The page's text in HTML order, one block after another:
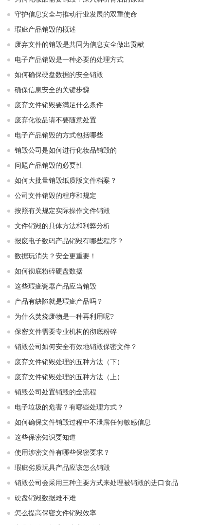
守护信息安全与推动行业发展的双重使命
瑕疵产品销毁的概述
废弃文件的销毁是共同为信息安全做出贡献
电子产品销毁是一种必要的处理方式
如何确保硬盘数据的安全销毁
确保信息安全的关键步骤
废弃文件销毁要满足什么条件
废弃化妆品请不要随意处置
电子产品销毁的方式包括哪些
销毁公司是如何进行化妆品销毁的
问题产品销毁的必要性
如何大批量销毁纸质版文件档案？
公司文件销毁的程序和规定
按照有关规定实际操作文件销毁
文件销毁的具体方法和利弊分析
报废电子数码产品销毁有哪些程序？
数据玩消失？安全更重要！
如何彻底粉碎硬盘数据
这些瑕疵瓷器产品应当销毁
产品有缺陷就是瑕疵产品吗？
为什么焚烧废物是一种再利用呢?
保密文件需要专业机构的彻底粉碎
销毁公司如何安全有效地销毁保密文件？
废弃文件销毁处理的五种方法（下）
废弃文件销毁处理的五种方法（上）
销毁公司处置销毁的全流程
电子垃圾的危害？有哪些处理方式？
如何确保文件销毁过程中不泄露任何敏感信息
这些保密知识要知道
使用涉密文件有哪些保密要求？
瑕疵劣质玩具产品应该怎么销毁
销毁公司会采用三种主要方式来处理被销毁的进口食品
硬盘销毁数据难不难
怎么提高保密文件销毁效率